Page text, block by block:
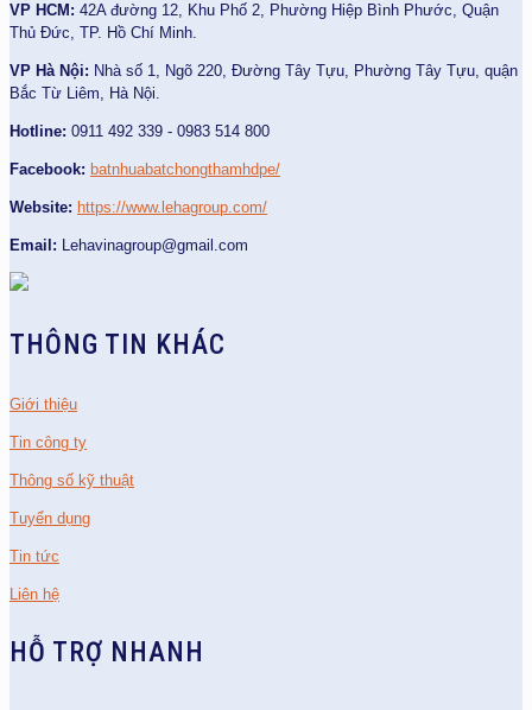
VP HCM: 42A đường 12, Khu Phố 2, Phường Hiệp Bình Phước, Quận
Thủ Đức, TP. Hồ Chí Minh.
VP Hà Nội: Nhà số 1, Ngõ 220, Đường Tây Tựu, Phường Tây Tựu, quận
Bắc Từ Liêm, Hà Nội.
Hotline: 0911 492 339 - 0983 514 800
Facebook: batnhuabatchongthamhdpe/
Website: https://www.lehagroup.com/
Email: Lehavinagroup@gmail.com
THÔNG TIN KHÁC
Giới thiệu
Tin công ty
Thông số kỹ thuật
Tuyển dụng
Tin tức
Liên hệ
HỖ TRỢ NHANH